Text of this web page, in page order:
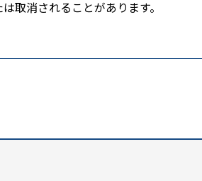
取消されることがあります。